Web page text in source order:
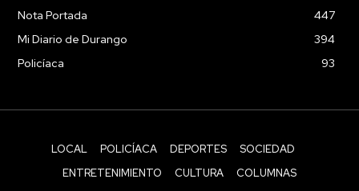
Nota Portada
447
Mi Diario de Durango
394
Policíaca
93
LOCAL POLICÍACA DEPORTES
SOCIEDAD
ENTRETENIMIENTO
CULTURA COLUMNAS